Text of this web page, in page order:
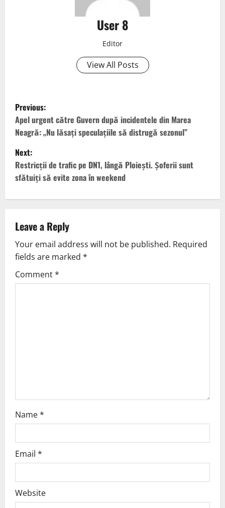
User 8
Editor
View All Posts
Previous:
Apel urgent către Guvern după incidentele din Marea
Neagră: „Nu lăsați speculațiile să distrugă sezonul”
Next:
Restricții de trafic pe DN1, lângă Ploiești. Șoferii sunt
sfătuiți să evite zona în weekend
Leave a Reply
Your email address will not be published. Required
fields are marked *
Comment*
Name*
Email *
Website